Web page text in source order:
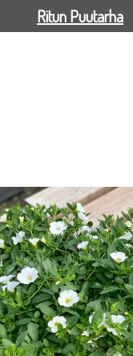
Ritun Puutarha